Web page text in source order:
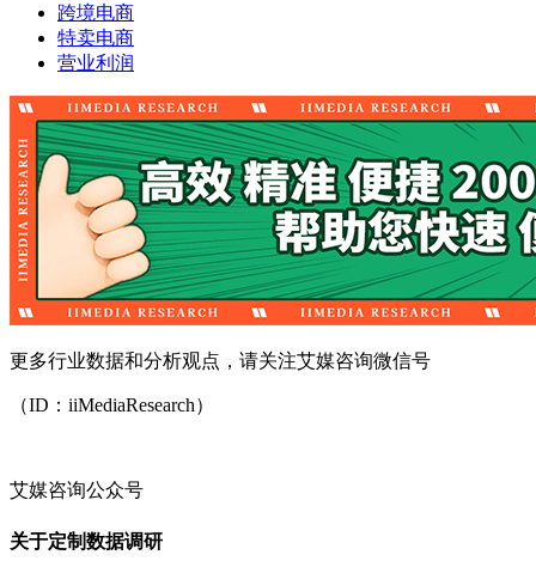
跨境电商
特卖电商
营业利润
更多行业数据和分析观点，请关注艾媒咨询微信号
（ID：iiMediaResearch）
艾媒咨询公众号
关于定制数据调研